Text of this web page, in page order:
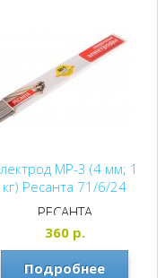
МР-3 (4 мм; 1
кг) Ресанта 71/6/24
РЕСАНТА
360р.
Подробнее